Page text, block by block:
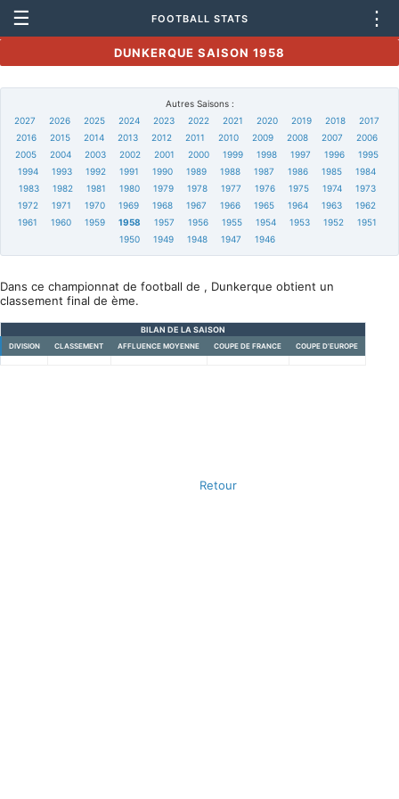
☰ FOOTBALL STATS ⋮
DUNKERQUE SAISON 1958
Autres Saisons :
2027
2026 2025 2024 2023 2022 2021 2020 2019 2018
2017
2016
2015 2014 2013 2012 2011 2010 2009 2008 2007
2006
2005
2004 2003 2002 2001 2000 1999 1998 1997 1996
1995
1994
1993 1992 1991 1990 1989 1988 1987 1986 1985
1984
1983
1982 1981 1980 1979 1978 1977 1976 1975 1974
1973
1972
1971 1970 1969 1968 1967 1966 1965 1964 1963
1962
1961
1960 1959 1958 1957 1956 1955 1954 1953 1952
1951
1950
1949 1948 1947 1946
Dans ce championnat de football de , Dunkerque obtient un
classement final de ème.
BILAN DE LA SAISON
DIVISION CLASSEMENT AFFLUENCE MOYENNE COUPE DE FRANCE COUPE D'EUROPE
Retour